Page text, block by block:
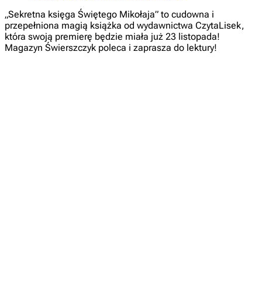
„Sekretna księga Świętego Mikołaja” to cudowna i
przepełniona magią książka od wydawnictwa CzytaLisek,
która swoją premierę będzie miała już 23 listopada!
Magazyn Świerszczyk poleca i zaprasza do lektury!